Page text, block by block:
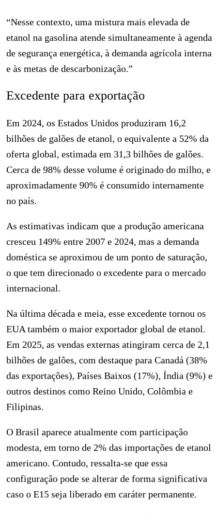
“Nesse contexto, uma mistura mais elevada de
etanol na gasolina atende simultaneamente à agenda
de segurança energética, à demanda agrícola interna
e às metas de descarbonização.”
Excedente para exportação
Em 2024, os Estados Unidos produziram 16,2
bilhões de galões de etanol, o equivalente a 52% da
oferta global, estimada em 31,3 bilhões de galões.
Cerca de 98% desse volume é originado do milho, e
aproximadamente 90% é consumido internamente
no país.
As estimativas indicam que a produção americana
cresceu 149% entre 2007 e 2024, mas a demanda
doméstica se aproximou de um ponto de saturação,
o que tem direcionado o excedente para o mercado
internacional.
Na última década e meia, esse excedente tornou os
EUA também o maior exportador global de etanol.
Em 2025, as vendas externas atingiram cerca de 2,1
bilhões de galões, com destaque para Canadá (38%
das exportações), Países Baixos (17%), Índia (9%) e
outros destinos como Reino Unido, Colômbia e
Filipinas.
O Brasil aparece atualmente com participação
modesta, em torno de 2% das importações de etanol
americano. Contudo, ressalta-se que essa
configuração pode se alterar de forma significativa
caso o E15 seja liberado em caráter permanente.